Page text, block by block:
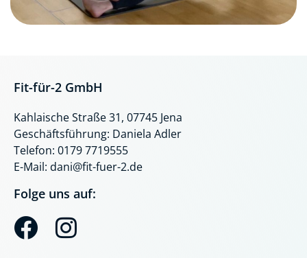
Fit-für-2 GmbH
Kahlaische Straße 31, 07745 Jena
Geschäftsführung: Daniela Adler
Telefon: 0179 7719555
E-Mail: dani@fit-fuer-2.de
Folge uns auf:
F I